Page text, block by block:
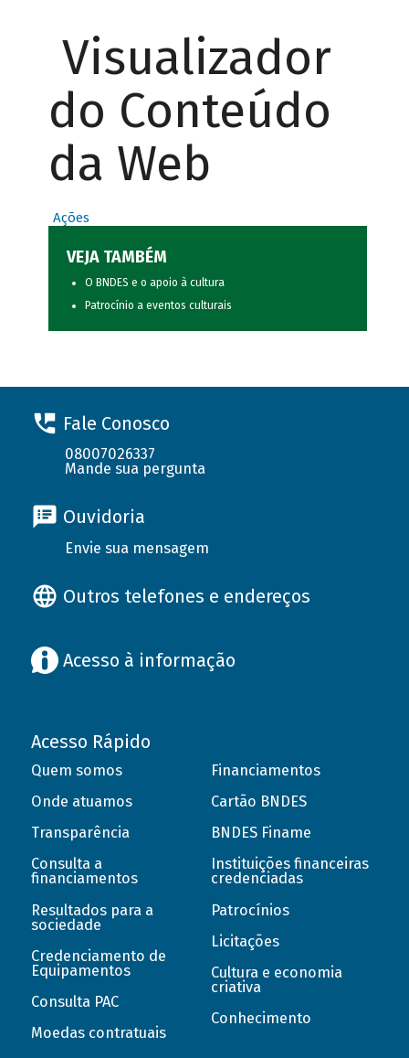
Visualizador
do Conteúdo
da Web
Ações
VEJA TAMBÉM
O BNDES e o apoio à cultura
Patrocínio a eventos culturais
Fale Conosco
08007026337
Mande sua pergunta
Ouvidoria
Envie sua mensagem
Outros telefones e endereços
Acesso à informação
Acesso Rápido
Quem somos
Onde atuamos
Transparência
Consulta a
financiamentos
Resultados para a
sociedade
Credenciamento de
Equipamentos
Consulta PAC
Moedas contratuais
Financiamentos
Cartão BNDES
BNDES Finame
Instituições financeiras
credenciadas
Patrocínios
Licitações
Cultura e economia
criativa
Conhecimento